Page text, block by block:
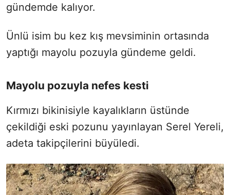
gündemde kalıyor.
Ünlü isim bu kez kış mevsiminin ortasında
yaptığı mayolu pozuyla gündeme geldi.
Mayolu pozuyla nefes kesti
Kırmızı bikinisiyle kayalıkların üstünde
çekildiği eski pozunu yayınlayan Serel Yereli,
adeta takipçilerini büyüledi.